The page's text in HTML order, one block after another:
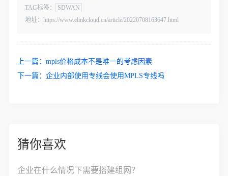
TAG标签：
SDWAN
地址：https://www.elinkcloud.cn/article/20220708163647.html
上一篇：mpls价格成本不是唯一的考虑因素
下一篇：企业内部使用专线会使用MPLS专线吗
猜你喜欢
企业在什么情况下需要搭建组网？